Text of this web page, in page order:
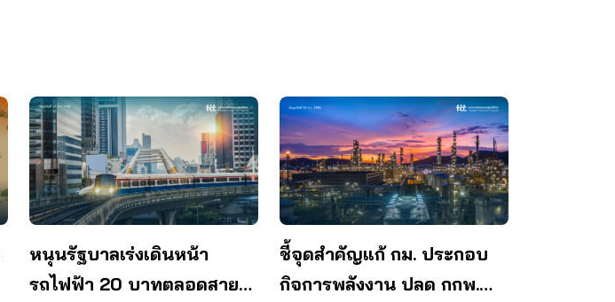
หนุนรัฐบาลเร่งเดินหน้า
รถไฟฟ้า 20 บาทตลอดสาย
ชี้จุดสำคัญแก้ กม. ประกอบ
กิจการพลังงาน ปลด กกพ.